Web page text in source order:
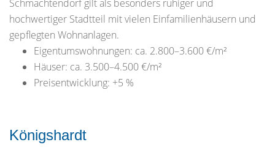
Schmachtendorf gilt als besonders ruhiger und
hochwertiger Stadtteil mit vielen Einfamilienhäusern und
gepflegten Wohnanlagen.
Eigentumswohnungen: ca. 2.800–3.600 €/m²
Häuser: ca. 3.500–4.500 €/m²
Preisentwicklung: +5 %
Königshardt